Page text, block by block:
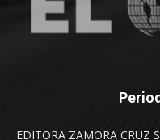
EDITORA ZAMORA CRUZ